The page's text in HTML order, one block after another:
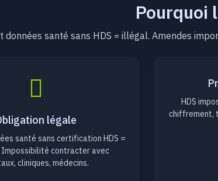
Pourquoi
données santé sans HDS = illégal. Amendes
légale
santé sans certification HDS =
contracter avec
cliniques, médecins.
HDS
chiffrement,